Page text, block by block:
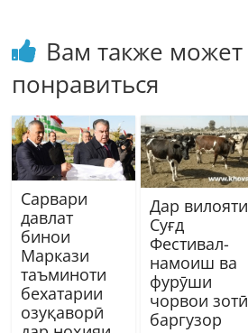
Вам также может
понравиться
Сарвари
давлат
бинои
Маркази
таъминоти
бехатарии
озуқаворӣ
Дар вилояти
Суғд
Фестивал-
намоиш ва
фурӯши
чорвои зотӣ
баргузор